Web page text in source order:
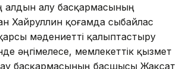
алу басқармасының
Хайруллин қоғамда сыбайлас
мәдениетті қалыптастыру
әңгімелесе, мемлекеттік қызмет
басқармасының басшысы Жақсат